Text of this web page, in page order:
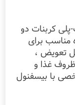
کربنات دو
مناسب برای
تعویض ،
غذا و
با بیسفنول